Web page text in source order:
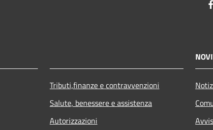
Tributi,finanze e contravvenzioni
Salute, benessere e assistenza
Autorizzazioni